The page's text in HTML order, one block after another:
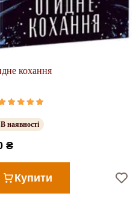
кохання
В наявності
₴
Купити